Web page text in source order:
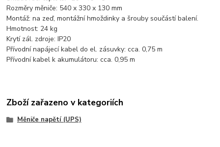
Rozměry měniče: 540 x 330 x 130 mm
Montáž: na zeď, montážní hmoždinky a šrouby součástí balení.
Hmotnost: 24 kg
Krytí zál. zdroje: IP20
Přívodní napájecí kabel do el. zásuvky: cca. 0,75 m
Přívodní kabel k akumulátoru: cca. 0,95 m
Zboží zařazeno v kategoriích
Měniče napětí (UPS)